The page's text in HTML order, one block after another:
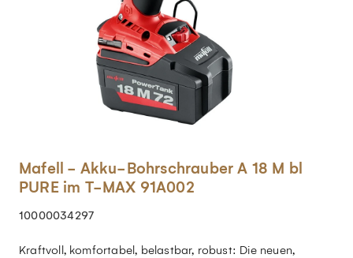
Mafell - Akku-Bohrschrauber A 18 M bl
PURE im T-MAX 91A002
10000034297
Kraftvoll, komfortabel, belastbar, robust: Die neuen,